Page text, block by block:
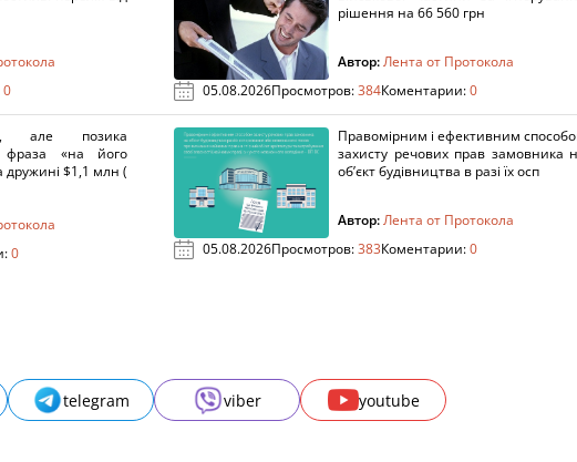
0
рішення на 66 560 грн
Автор:Лента от Протокола
05.08.2026Просмотров:384Коментарии:0
але позика
«на його
дружині $1,1 млн (
0
Правомірним і ефективним
захисту речових прав замовника
об’єкт будівництва в разі їх осп
Автор:Лента от Протокола
05.08.2026Просмотров:383Коментарии:0
telegram viber youtube